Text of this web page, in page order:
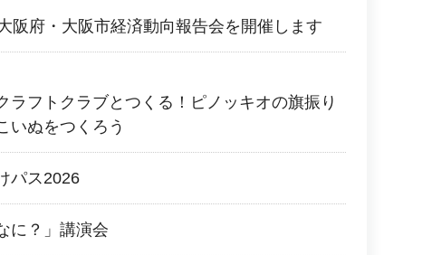
阪府・大阪市経済動向報告会を開催します
ラフトクラブとつくる！ピノッキオの旗振り
いぬをつくろう
パス2026
に？」講演会